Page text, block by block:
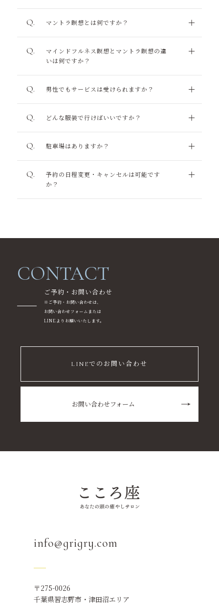
コンテンツ
オンラインショップcocoroza
ご予約・お問い合わせ
マントラ瞑想とは何ですか？
マインドフルネス瞑想とマントラ瞑想の違
いは何ですか？
男性でもサービスは受けられますか？
どんな服装で行けばいいですか？
駐車場はありますか？
予約の日程変更・キャンセルは可能です
か？
CONTACT
ご予約・お問い合わせ
※ご予約・お問い合わせは、
お問い合わせフォームまたは
LINEよりお願いいたします。
LINEでのお問い合わせ
お問い合わせフォーム
info@grigry.com
〒275-0026
千葉県習志野市・津田沼エリア